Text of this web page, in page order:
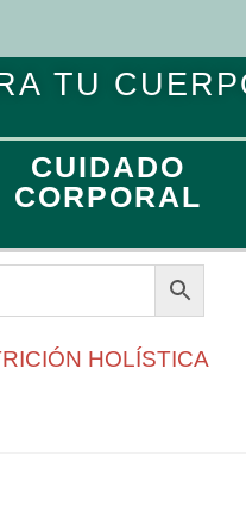
TU
CUIDADO
CORPORAL
HOLÍSTICA